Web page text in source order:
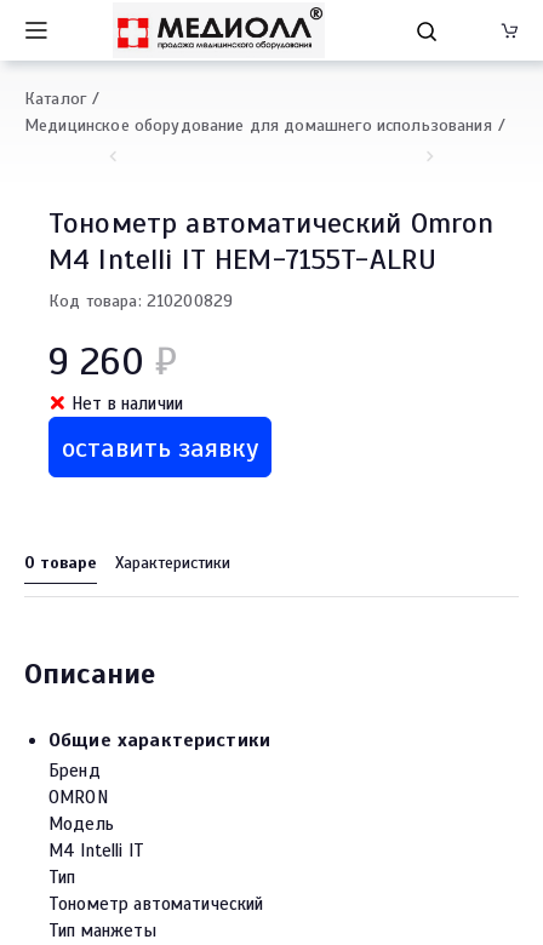
Каталог
Медицинское оборудование для домашнего использования
Тонометр автоматический Omron
M4 Intelli IT HEM-7155T-ALRU
Код товара: 210200829
9 260 ₽
Нет в наличии
оставить заявку
О товаре Характеристики
Описание
Общие характеристики
Бренд
OMRON
Модель
M4 Intelli IT
Тип
Тонометр автоматический
Тип манжеты